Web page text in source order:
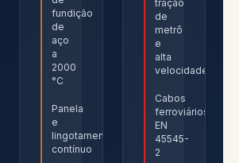
fundição
de
aço
a
2000
°C
Panela
e
lingotamento
contínuo
tração
de
metrô
e
alta
velocidade
Cabos
ferroviários
EN
45545-
2